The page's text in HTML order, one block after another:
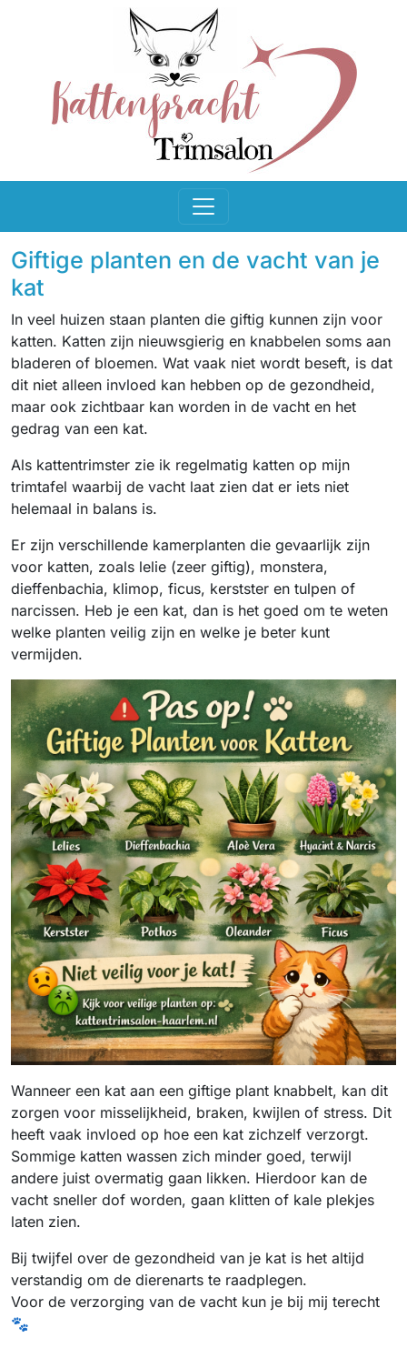
Giftige planten en de vacht van je
kat
In veel huizen staan planten die giftig kunnen zijn voor
katten. Katten zijn nieuwsgierig en knabbelen soms aan
bladeren of bloemen. Wat vaak niet wordt beseft, is dat
dit niet alleen invloed kan hebben op de gezondheid,
maar ook zichtbaar kan worden in de vacht en het
gedrag van een kat.
Als kattentrimster zie ik regelmatig katten op mijn
trimtafel waarbij de vacht laat zien dat er iets niet
helemaal in balans is.
Er zijn verschillende kamerplanten die gevaarlijk zijn
voor katten, zoals lelie (zeer giftig), monstera,
dieffenbachia, klimop, ficus, kerstster en tulpen of
narcissen. Heb je een kat, dan is het goed om te weten
welke planten veilig zijn en welke je beter kunt
vermijden.
Wanneer een kat aan een giftige plant knabbelt, kan dit
zorgen voor misselijkheid, braken, kwijlen of stress. Dit
heeft vaak invloed op hoe een kat zichzelf verzorgt.
Sommige katten wassen zich minder goed, terwijl
andere juist overmatig gaan likken. Hierdoor kan de
vacht sneller dof worden, gaan klitten of kale plekjes
laten zien.
Bij twijfel over de gezondheid van je kat is het altijd
verstandig om de dierenarts te raadplegen.
Voor de verzorging van de vacht kun je bij mij terecht
🐾